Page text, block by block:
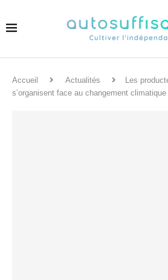
Accueil Actualités
Les
s’organisent face au changement climatique